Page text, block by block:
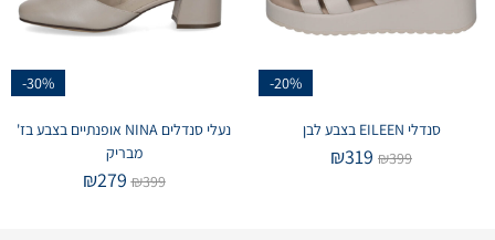
-20%
סנדלי EILEEN בצבע לבן
₪399
₪319
-30%
נעלי סנדלים NINA אופנתיים בצבע בז'
מבריק
₪399
₪279